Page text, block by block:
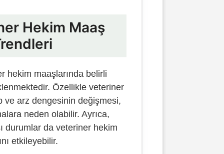
Hekim Maaş
hekim maaşlarında belirli
Özellikle veteriner
ve arz dengesinin değişmesi,
neden olabilir. Ayrıca,
durumlar da veteriner hekim
etkileyebilir.